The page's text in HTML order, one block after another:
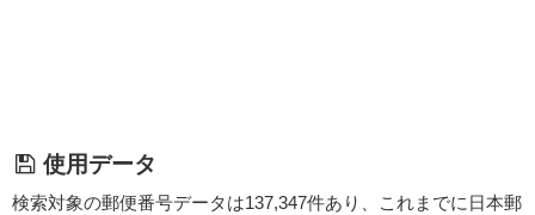
使用データ
検索対象の郵便番号データは137,347件あり、これまでに日本郵